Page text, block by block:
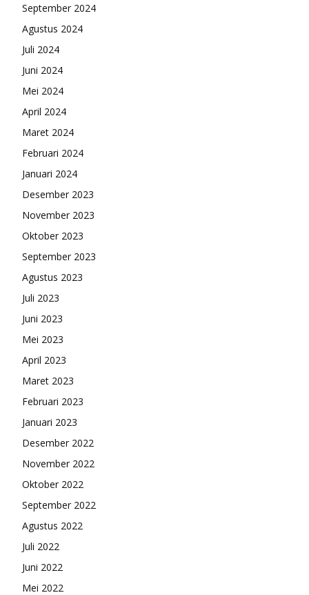
September 2024
Agustus 2024
Juli 2024
Juni 2024
Mei 2024
April 2024
Maret 2024
Februari 2024
Januari 2024
Desember 2023
November 2023
Oktober 2023
September 2023
Agustus 2023
Juli 2023
Juni 2023
Mei 2023
April 2023
Maret 2023
Februari 2023
Januari 2023
Desember 2022
November 2022
Oktober 2022
September 2022
Agustus 2022
Juli 2022
Juni 2022
Mei 2022